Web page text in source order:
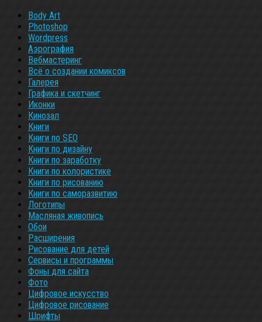
Body Art
Photoshop
Wordpress
Аэрография
Вебмастеринг
Всё о создании комиксов
Галерея
Графика и скетчинг
Иконки
Кинозал
Книги
Книги по SEO
Книги по дизайну
Книги по заработку
Книги по колористике
Книги по рисованию
Книги по саморазвитию
Логотипы
Масляная живопись
Обои
Расширения
Рисование для детей
Сервисы и программы
Фоны для сайта
Фото
Цифровое искусство
Цифровое рисование
Шрифты